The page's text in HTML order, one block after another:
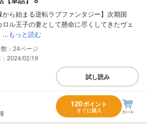
から始まる逆転ラブファンタジー】次期国
ロル王子の妻として懸命に尽くしてきたヴェ
...もっと読む
24
2024/02/19
試し読み
120ポイント
すぐに購入